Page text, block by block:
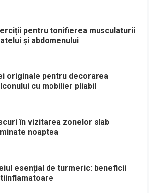
pentru tonifierea musculaturii
și abdomenului
originale pentru decorarea
cu mobilier pliabil
în vizitarea zonelor slab
noaptea
esențial de turmeric: beneficii